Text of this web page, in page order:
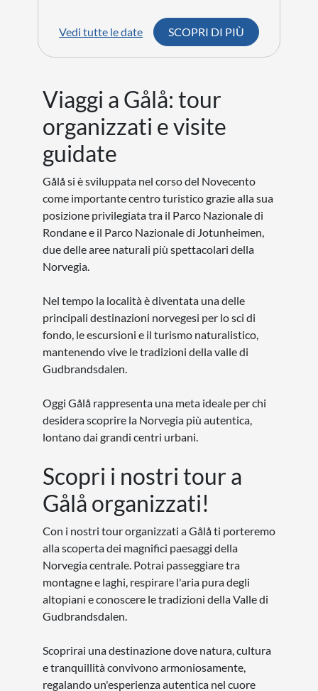
Vedi tutte le date SCOPRI DI PIÙ
Viaggi a Gålå: tour
organizzati e visite
guidate
Gålå si è sviluppata nel corso del Novecento
come importante centro turistico grazie alla sua
posizione privilegiata tra il Parco Nazionale di
Rondane e il Parco Nazionale di Jotunheimen,
due delle aree naturali più spettacolari della
Norvegia.
Nel tempo la località è diventata una delle
principali destinazioni norvegesi per lo sci di
fondo, le escursioni e il turismo naturalistico,
mantenendo vive le tradizioni della valle di
Gudbrandsdalen.
Oggi Gålå rappresenta una meta ideale per chi
desidera scoprire la Norvegia più autentica,
lontano dai grandi centri urbani.
Scopri i nostri tour a
Gålå organizzati!
Con i nostri tour organizzati a Gålå ti porteremo
alla scoperta dei magnifici paesaggi della
Norvegia centrale. Potrai passeggiare tra
montagne e laghi, respirare l'aria pura degli
altopiani e conoscere le tradizioni della Valle di
Gudbrandsdalen.
Scoprirai una destinazione dove natura, cultura
e tranquillità convivono armoniosamente,
regalando un'esperienza autentica nel cuore